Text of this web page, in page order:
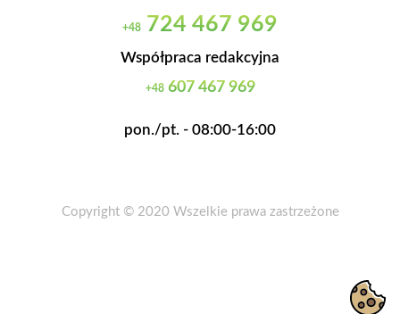
+48 724 467 969
Współpraca redakcyjna
+48607 467 969
pon./pt. - 08:00-16:00
Copyright © 2020 Wszelkie prawa zastrzeżone